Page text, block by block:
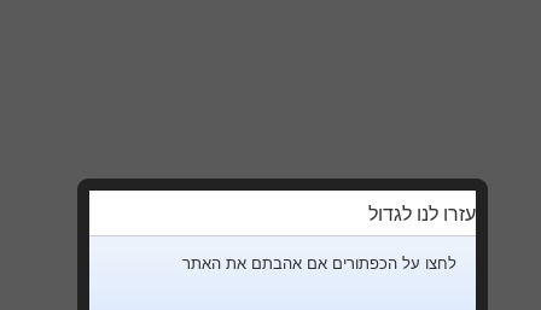
עזרו לנו לגדול
לחצו על הכפתורים אם אהבתם את האתר